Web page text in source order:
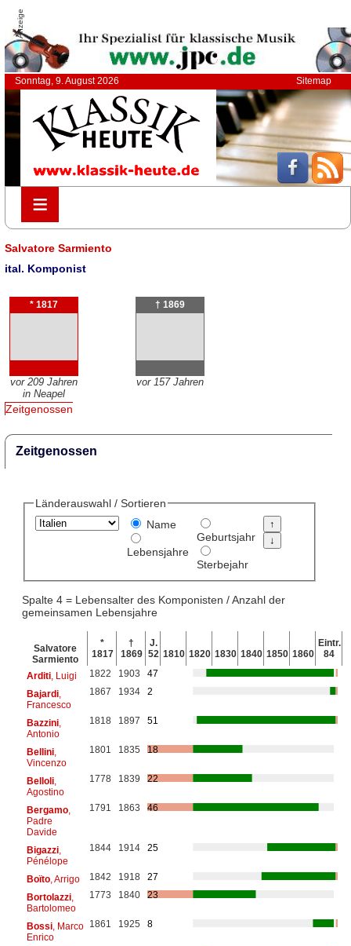
Anzeige
Sonntag, 9. August 2026 Sitemap
≡
≡
Salvatore Sarmiento
ital. Komponist
* 1817
vor 209 Jahren
in Neapel
† 1869
vor 157 Jahren
Zeitgenossen
Zeitgenossen
Länderauswahl / Sortieren
Name
Lebensjahre
Geburtsjahr
Sterbejahr
Spalte 4 = Lebensalter des Komponisten / Anzahl der
gemeinsamen Lebensjahre
Salvatore
Sarmiento
*
1817
†
1869
J.
52 1810 1820 1830 1840 1850 1860
Eintr.
84
Arditi, Luigi 1822 1903
47
Bajardi,
Francesco
1867 1934 2
Bazzini,
Antonio
1818 1897 51
Bellini,
Vincenzo
1801 1835 18
Belloli,
Agostino
1778 1839 22
Bergamo,
Padre
Davide
1791 1863 46
Bigazzi,
Pénélope
1844 1914 25
Boïto, Arrigo 1842 1918
27
Bortolazzi,
Bartolomeo
1773 1840 23
Bossi, Marco
Enrico
1861 1925 8